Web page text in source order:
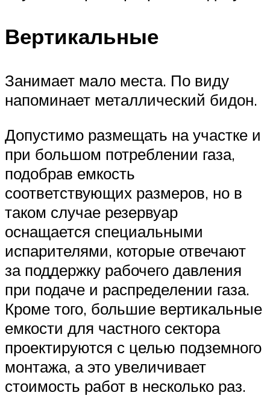
Вертикальные
Занимает мало места. По виду
напоминает металлический бидон.
Допустимо размещать на участке и
при большом потреблении газа,
подобрав емкость
соответствующих размеров, но в
таком случае резервуар
оснащается специальными
испарителями, которые отвечают
за поддержку рабочего давления
при подаче и распределении газа.
Кроме того, большие вертикальные
емкости для частного сектора
проектируются с целью подземного
монтажа, а это увеличивает
стоимость работ в несколько раз.